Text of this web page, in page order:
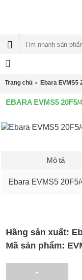
Trang chủ Ebara EVMS5
EBARA EVMS5 20F5/
Mô tả
Ebara EVMS5 20F5/
Hãng sản xuất:
Mã sản phẩm:
-